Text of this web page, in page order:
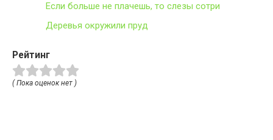
Если больше не плачешь, то слезы сотри
Деревья окружили пруд
Рейтинг
( Пока оценок нет )